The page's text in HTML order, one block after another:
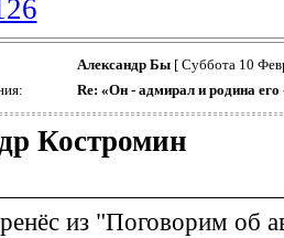
Александр Бы[ Суббота 10
Re: «Он - адмирал и родина
Костромин
из "Поговорим об